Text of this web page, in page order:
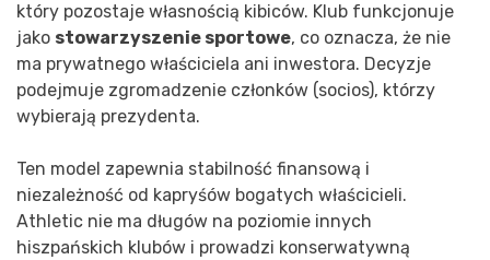
który pozostaje własnością kibiców. Klub funkcjonuje
jako stowarzyszenie sportowe, co oznacza, że nie
ma prywatnego właściciela ani inwestora. Decyzje
podejmuje zgromadzenie członków (socios), którzy
wybierają prezydenta.
Ten model zapewnia stabilność finansową i
niezależność od kapryśów bogatych właścicieli.
Athletic nie ma długów na poziomie innych
hiszpańskich klubów i prowadzi konserwatywną